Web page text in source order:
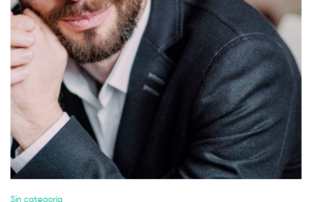
Sin categoría